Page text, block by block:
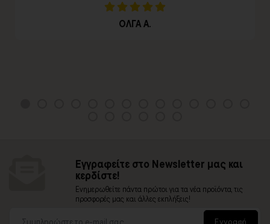
ΟΛΓΑ Α.
Εγγραφείτε στο Newsletter μας και
κερδίστε!
Ενημερωθείτε πάντα πρώτοι για τα νέα προϊόντα, τις
προσφορές μας και άλλες εκπλήξεις!
Εγγραφή